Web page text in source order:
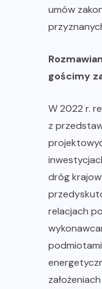
umów
gościmy
W 2022 r.
z
dróg
relacjach